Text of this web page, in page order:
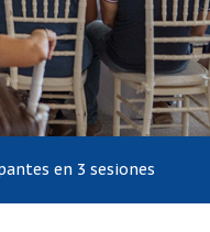
docentes y aliados